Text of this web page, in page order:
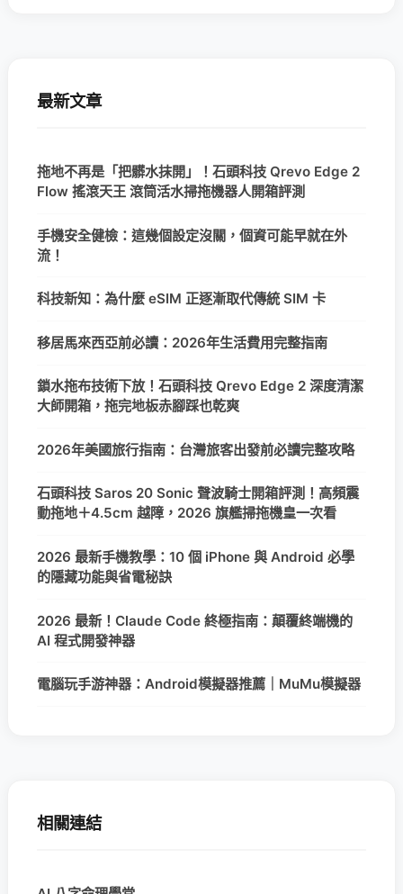
最新文章
拖地不再是「把髒水抹開」！石頭科技 Qrevo Edge 2
Flow 搖滾天王 滾筒活水掃拖機器人開箱評測
手機安全健檢：這幾個設定沒關，個資可能早就在外
流！
科技新知：為什麼 eSIM 正逐漸取代傳統 SIM 卡
移居馬來西亞前必讀：2026年生活費用完整指南
鎖水拖布技術下放！石頭科技 Qrevo Edge 2 深度清潔
大師開箱，拖完地板赤腳踩也乾爽
2026年美國旅行指南：台灣旅客出發前必讀完整攻略
石頭科技 Saros 20 Sonic 聲波騎士開箱評測！高頻震
動拖地＋4.5cm 越障，2026 旗艦掃拖機皇一次看
2026 最新手機教學：10 個 iPhone 與 Android 必學
的隱藏功能與省電秘訣
2026 最新！Claude Code 終極指南：顛覆終端機的
AI 程式開發神器
電腦玩手游神器：Android模擬器推薦｜MuMu模擬器
相關連結